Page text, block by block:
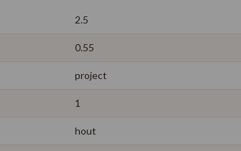
2.5
0.55
project
1
hout